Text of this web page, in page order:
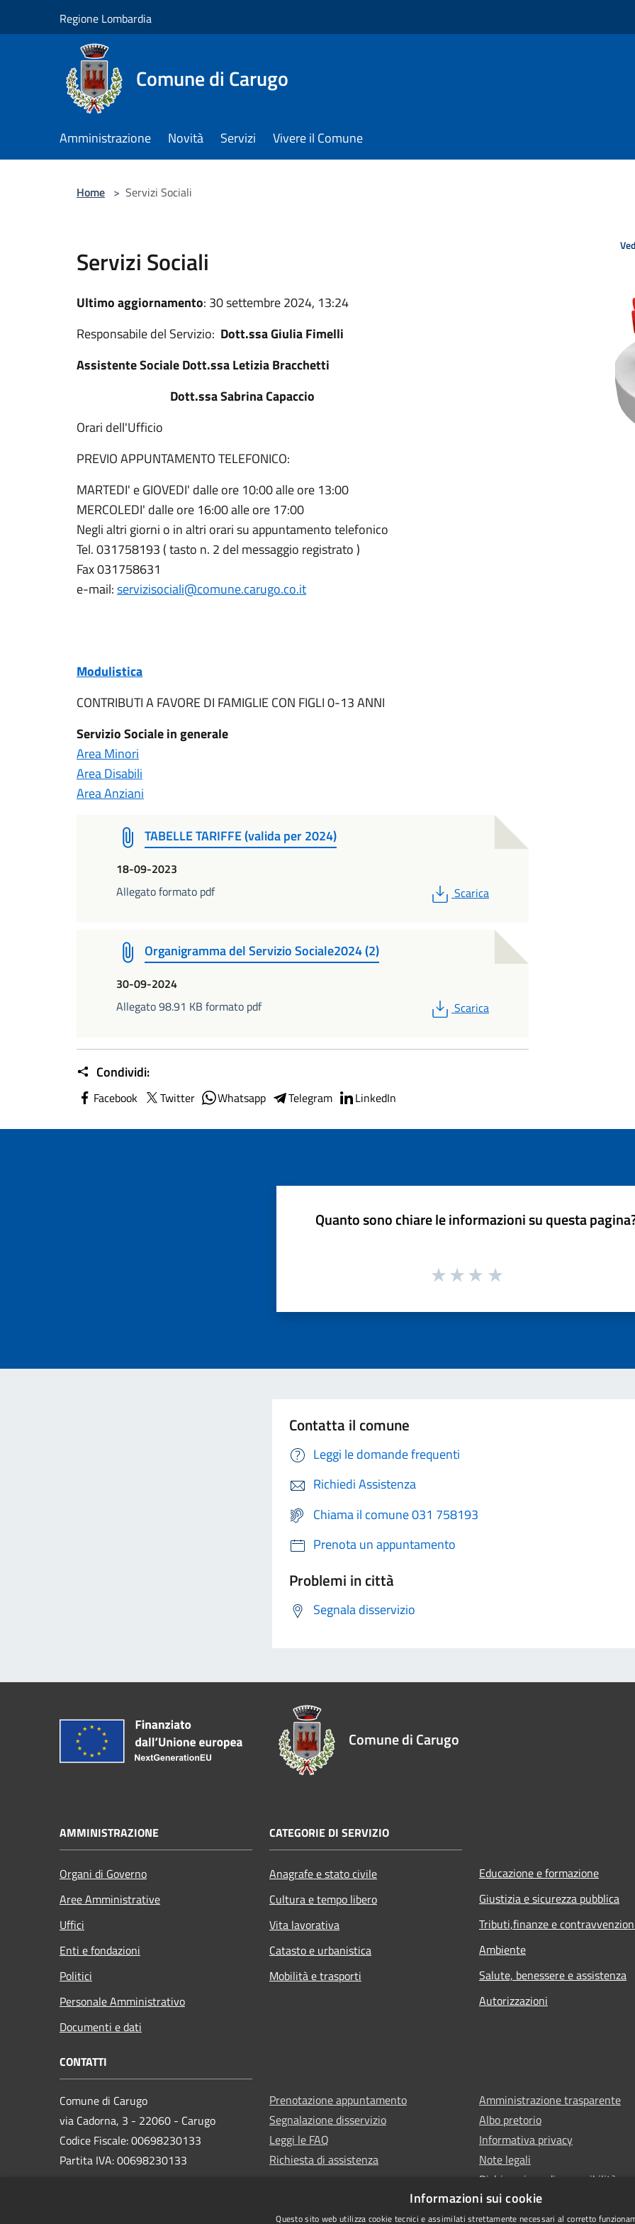
Regione Lombardia
Comune di Carugo
Amministrazione Novità Servizi Vivere il Comune
Home > Servizi Sociali
Servizi Sociali
Ultimo aggiornamento: 30 settembre 2024, 13:24
Responsabile del Servizio: Dott.ssa Giulia Fimelli
Assistente Sociale Dott.ssa Letizia Bracchetti
Dott.ssa Sabrina Capaccio
Orari dell'Ufficio
PREVIO APPUNTAMENTO TELEFONICO:
MARTEDI' e GIOVEDI' dalle ore 10:00 alle ore 13:00
MERCOLEDI' dalle ore 16:00 alle ore 17:00
Negli altri giorni o in altri orari su appuntamento telefonico
Tel. 031758193 ( tasto n. 2 del messaggio registrato )
Fax 031758631
e-mail:servizisociali@comune.carugo.co.it
Modulistica
CONTRIBUTI A FAVORE DI FAMIGLIE CON FIGLI 0-13 ANNI
Servizio Sociale in generale
Area Minori
Area Disabili
Area Anziani
TABELLE TARIFFE (valida per 2024)
18-09-2023
Allegato formato pdf
PDF
Scarica
Organigramma del Servizio Sociale2024 (2)
30-09-2024
Allegato 98.91 KB formato pdf
PDF
Scarica
Condividi:
Facebook Twitter Whatsapp Telegram LinkedIn
Quanto sono chiare le informazioni su questa
Contatta il comune
Leggi le domande frequenti
Richiedi Assistenza
Chiama il comune 031 758193
Prenota un appuntamento
Problemi in città
Segnala disservizio
Comune di Carugo
AMMINISTRAZIONE
Organi di Governo
Aree Amministrative
Uffici
Enti e fondazioni
Politici
Personale Amministrativo
Documenti e dati
CATEGORIE DI SERVIZIO
Anagrafe e stato civile
Cultura e tempo libero
Vita lavorativa
Catasto e urbanistica
Mobilità e trasporti
Educazione e formazione
Giustizia e sicurezza pubblica
Tributi,finanze e
Ambiente
Salute, benessere e assistenza
Autorizzazioni
CONTATTI
Comune di Carugo
via Cadorna, 3 - 22060 - Carugo
Codice Fiscale: 00698230133
Partita IVA: 00698230133
Prenotazione appuntamento
Segnalazione disservizio
Leggi le FAQ
Richiesta di assistenza
Amministrazione trasparente
Albo pretorio
Informativa privacy
Note legali
Dichiarazione di accessibilità
Informazioni sui cookie
Questo sito web utilizza cookie tecnici e assimilati strettamente necessari al corretto